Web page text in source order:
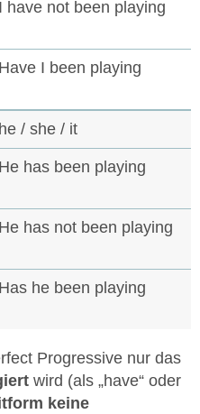
I have not been playing
Have I been playing
he / she / it
He has been playing
He has not been playing
Has he been playing
Progressive nur das
wird (als „have“ oder
keine